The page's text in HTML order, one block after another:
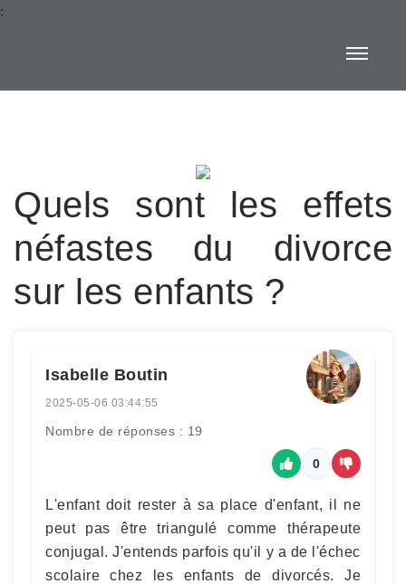
:
Quels sont les effets
néfastes du divorce
sur les enfants ?
Isabelle Boutin
2025-05-06 03:44:55
Nombre de réponses : 19
0
L'enfant doit rester à sa place d'enfant, il ne
peut pas être triangulé comme thérapeute
conjugal. J'entends parfois qu'il y a de l'échec
scolaire chez les enfants de divorcés. Je